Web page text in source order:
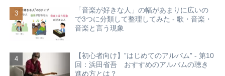
「音楽が好きな人」の幅があまりに広いの
で3つに分類して整理してみた - 歌・音楽・
音楽と言う現象
【初心者向け】”はじめてのアルバム” - 第10
回：浜田省吾 おすすめのアルバムの聴き
進め方とは？